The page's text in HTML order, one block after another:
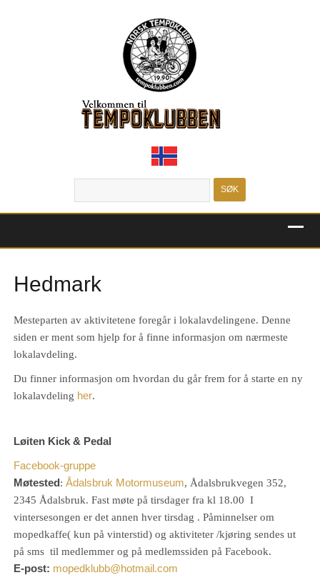
Hedmark
Mesteparten av aktivitetene foregår i lokalavdelingene. Denne
siden er ment som hjelp for å finne informasjon om nærmeste
lokalavdeling.
Du finner informasjon om hvordan du går frem for å starte en ny
lokalavdeling her.
Løiten Kick & Pedal
Facebook-gruppe
Møtested : Ådalsbruk Motormuseum, Ådalsbrukvegen 352,
2345 Ådalsbruk. Fast møte på tirsdager fra kl 18.00 I
vintersesongen er det annen hver tirsdag . Påminnelser om
mopedkaffe( kun på vinterstid) og aktiviteter /kjøring sendes ut
på sms til medlemmer og på medlemssiden på Facebook.
E-post: mopedklubb@hotmail.com